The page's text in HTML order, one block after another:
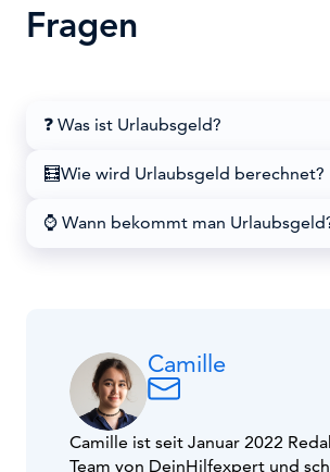
Fragen
❓​ Was ist Urlaubsgeld?
🧮​Wie wird Urlaubsgeld berechnet?
⌚​ Wann bekommt man
Camille
Camille ist seit Januar 2022
Team von DeinHilfexpert und